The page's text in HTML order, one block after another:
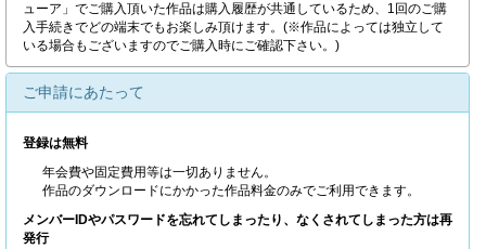
ューア」でご購入頂いた作品は購入履歴が共通しているため、1回のご購
入手続きでどの端末でもお楽しみ頂けます。(※作品によっては独立して
いる場合もございますのでご購入時にご確認下さい。)
ご申請にあたって
登録は無料
年会費や固定費用等は一切ありません。
作品のダウンロードにかかった作品料金のみでご利用できます。
メンバーIDやパスワードを忘れてしまったり、なくされてしまった方は再
発行